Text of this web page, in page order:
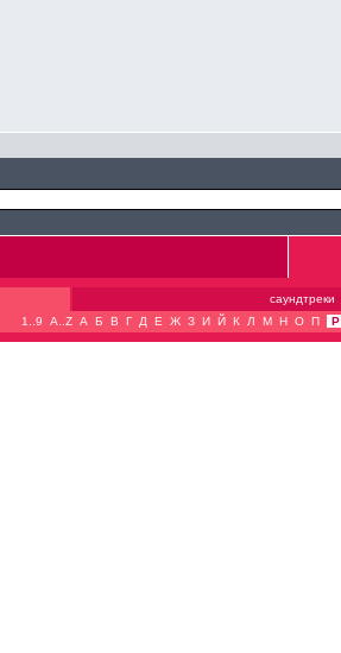
саундтреки
1..9
A..Z А Б В Г Д Е Ж З И Й К Л М Н О П Р